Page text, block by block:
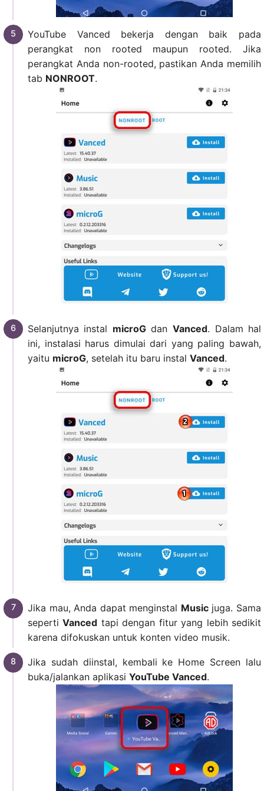
YouTube Vanced bekerja dengan baik pada
perangkat non rooted maupun rooted. Jika
perangkat Anda non-rooted, pastikan Anda memilih
tab NONROOT.
Selanjutnya instal microGdan Vanced. Dalam hal
ini, instalasi harus dimulai dari yang paling bawah,
yaitu microG, setelah itu baru instal Vanced.
Jika mau, Anda dapat menginstal Musicjuga. Sama
sepertiVanced tapi dengan fitur yang lebih sedikit
karena difokuskan untuk konten video musik.
Jika sudah diinstal, kembali ke Home Screen lalu
buka/jalankan aplikasi YouTube Vanced.